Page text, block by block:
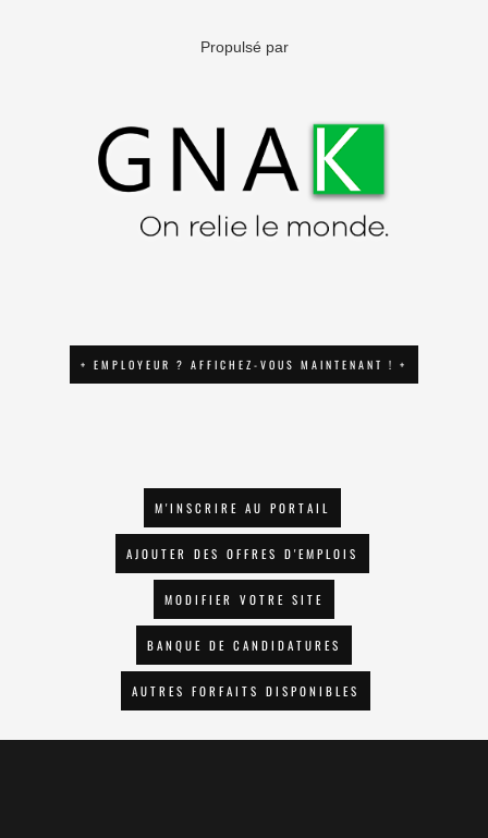
Propulsé par
+ EMPLOYEUR ? AFFICHEZ-VOUS MAINTENANT ! +
M'INSCRIRE AU PORTAIL
AJOUTER DES OFFRES D'EMPLOIS
MODIFIER VOTRE SITE
BANQUE DE CANDIDATURES
AUTRES FORFAITS DISPONIBLES